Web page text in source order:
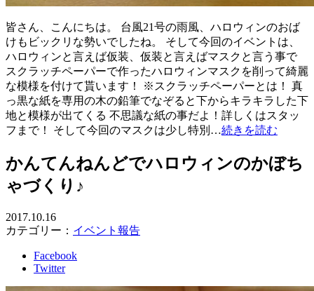
皆さん、こんにちは。 台風21号の雨風、ハロウィンのおば
けもビックリな勢いでしたね。 そして今回のイベントは、
ハロウィンと言えば仮装、仮装と言えばマスクと言う事で
スクラッチペーパーで作ったハロウィンマスクを削って綺麗
な模様を付けて貰います！ ※スクラッチペーパーとは！ 真
っ黒な紙を専用の木の鉛筆でなぞると下からキラキラした下
地と模様が出てくる 不思議な紙の事だよ！詳しくはスタッ
フまで！ そして今回のマスクは少し特別…続きを読む
かんてんねんどでハロウィンのかぼち
ゃづくり♪
2017.10.16
カテゴリー： イベント報告
Facebook
Twitter